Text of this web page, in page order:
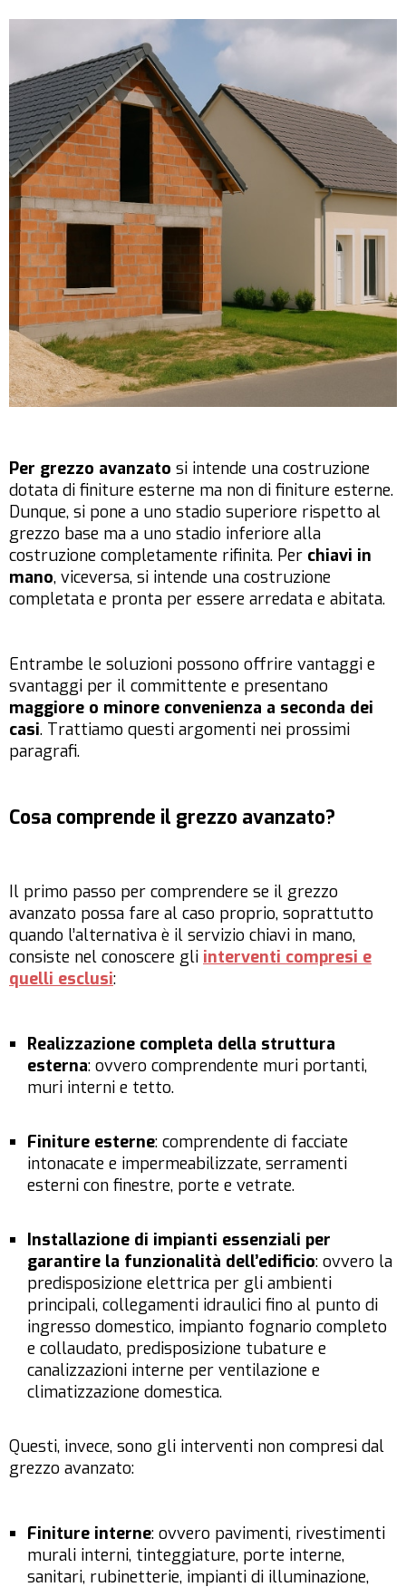
Per grezzo avanzato si intende una costruzione
dotata di finiture esterne ma non di finiture esterne.
Dunque, si pone a uno stadio superiore rispetto al
grezzo base ma a uno stadio inferiore alla
costruzione completamente rifinita. Per chiavi in
mano, viceversa, si intende una costruzione
completata e pronta per essere arredata e abitata.
Entrambe le soluzioni possono offrire vantaggi e
svantaggi per il committente e presentano
maggiore o minore convenienza a seconda dei
casi. Trattiamo questi argomenti nei prossimi
paragrafi.
Cosa comprende il grezzo avanzato?
Il primo passo per comprendere se il grezzo
avanzato possa fare al caso proprio, soprattutto
quando l’alternativa è il servizio chiavi in mano,
consiste nel conoscere gli interventi compresi e
quelli esclusi:
Realizzazione completa della struttura
esterna: ovvero comprendente muri portanti,
muri interni e tetto.
Finiture esterne: comprendente di facciate
intonacate e impermeabilizzate, serramenti
esterni con finestre, porte e vetrate.
Installazione di impianti essenziali per
garantire la funzionalità dell’edificio: ovvero la
predisposizione elettrica per gli ambienti
principali, collegamenti idraulici fino al punto di
ingresso domestico, impianto fognario completo
e collaudato, predisposizione tubature e
canalizzazioni interne per ventilazione e
climatizzazione domestica.
Questi, invece, sono gli interventi non compresi dal
grezzo avanzato:
Finiture interne: ovvero pavimenti, rivestimenti
murali interni, tinteggiature, porte interne,
sanitari, rubinetterie, impianti di illuminazione,